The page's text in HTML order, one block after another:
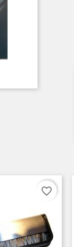
favorite_border